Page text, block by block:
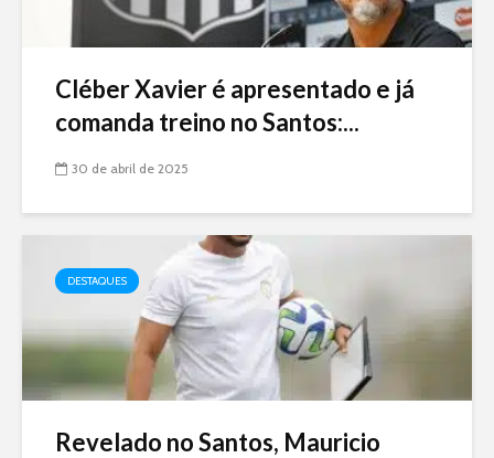
Cléber Xavier é apresentado e já
comanda treino no Santos:...
30 de abril de 2025
DESTAQUES
Revelado no Santos, Mauricio